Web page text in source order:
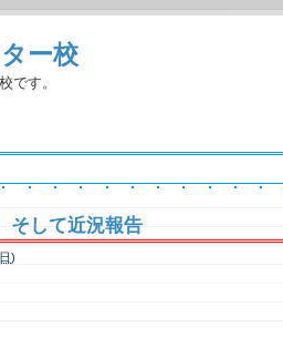
ー校
です。
して近況報告
)